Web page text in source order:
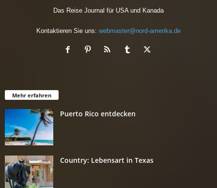
Das Reise Journal für USA und Kanada
Kontaktieren Sie uns: webmaster@nord-amerika.de
Mehr erfahren
Puerto Rico entdecken
Country: Lebensart in Texas